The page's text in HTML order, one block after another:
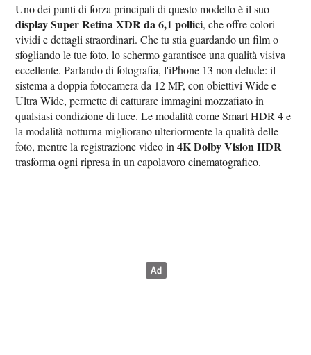
Uno dei punti di forza principali di questo modello è il suo
display Super Retina XDR da 6,1 pollici, che offre colori
vividi e dettagli straordinari. Che tu stia guardando un film o
sfogliando le tue foto, lo schermo garantisce una qualità visiva
eccellente. Parlando di fotografia, l'iPhone 13 non delude: il
sistema a doppia fotocamera da 12 MP, con obiettivi Wide e
Ultra Wide, permette di catturare immagini mozzafiato in
qualsiasi condizione di luce. Le modalità come Smart HDR 4 e
la modalità notturna migliorano ulteriormente la qualità delle
foto, mentre la registrazione video in4K Dolby Vision HDR
trasforma ogni ripresa in un capolavoro cinematografico.